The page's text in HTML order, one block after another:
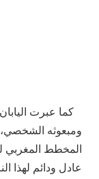
كما عبرت
ومبعوثه
المخطط المغربي
عادل ودائم لهذا